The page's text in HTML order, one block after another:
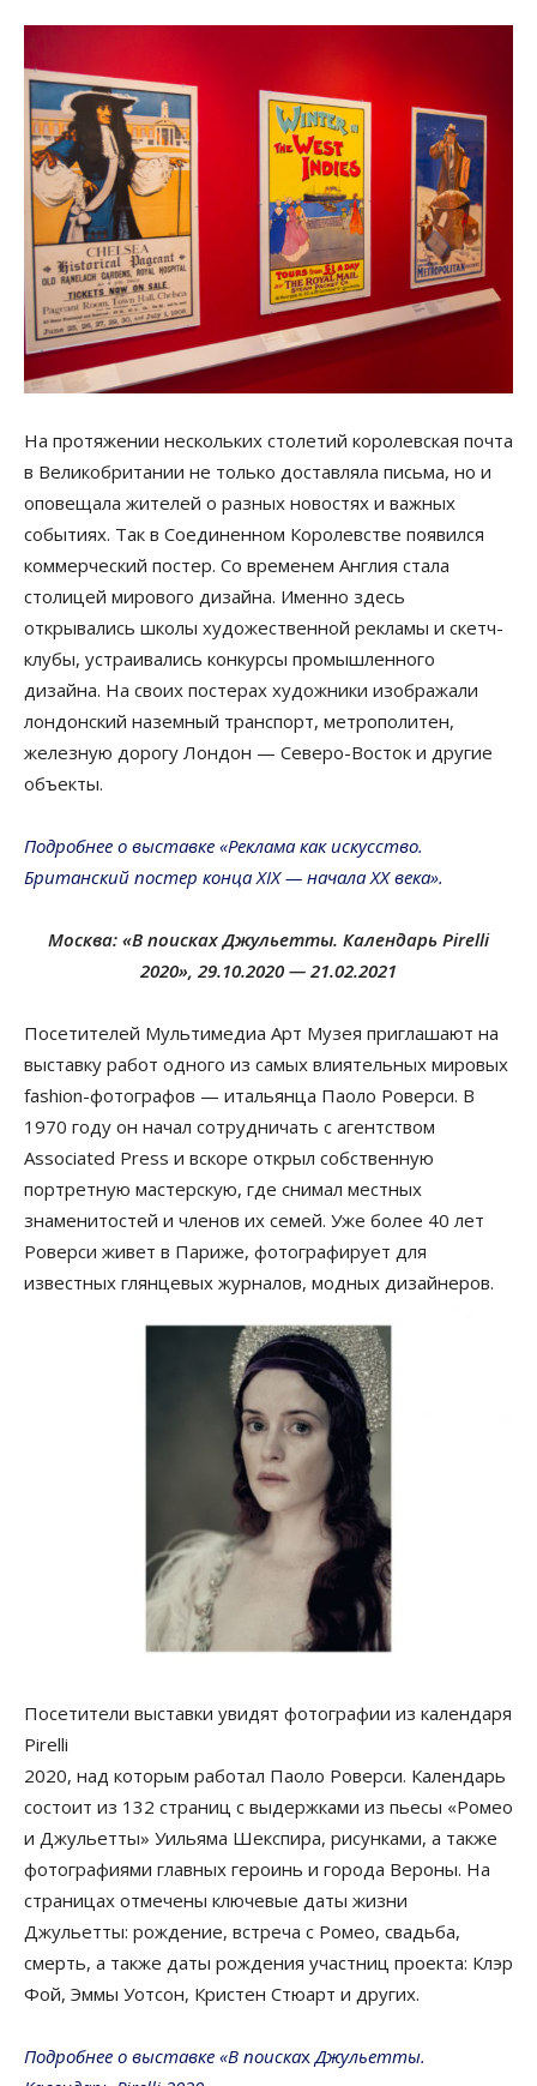
На протяжении нескольких столетий королевская почта
в Великобритании не только доставляла письма, но и
оповещала жителей о разных новостях и важных
событиях. Так в Соединенном Королевстве появился
коммерческий постер. Со временем Англия стала
столицей мирового дизайна. Именно здесь
открывались школы художественной рекламы и скетч-
клубы, устраивались конкурсы промышленного
дизайна. На своих постерах художники изображали
лондонский наземный транспорт, метрополитен,
железную дорогу Лондон — Северо-Восток и другие
объекты.
Подробнее о выставке «Реклама как искусство.
Британский постер конца XIX — начала XX века».
Москва: «В поисках Джульетты. Календарь Pirelli
2020», 29.10.2020 — 21.02.2021
Посетителей Мультимедиа Арт Музея приглашают на
выставку работ одного из самых влиятельных мировых
fashion-фотографов — итальянца Паоло Роверси. В
1970 году он начал сотрудничать с агентством
Associated Press и вскоре открыл собственную
портретную мастерскую, где снимал местных
знаменитостей и членов их семей. Уже более 40 лет
Роверси живет в Париже, фотографирует для
известных глянцевых журналов, модных дизайнеров.
Посетители выставки увидят фотографии из календаря
Pirelli
2020, над которым работал Паоло Роверси. Календарь
состоит из 132 страниц с выдержками из пьесы «Ромео
и Джульетты» Уильяма Шекспира, рисунками, а также
фотографиями главных героинь и города Вероны. На
страницах отмечены ключевые даты жизни
Джульетты: рождение, встреча с Ромео, свадьба,
смерть, а также даты рождения участниц проекта: Клэр
Фой, Эммы Уотсон, Кристен Стюарт и других.
Подробнее о выставке «В поискахДжульетты.